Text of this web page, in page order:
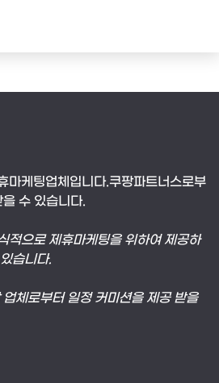
마케팅업체입니다.쿠팡파트너스로부
수 있습니다.
적으로 제휴마케팅을 위하여 제공하
습니다.
체로부터 일정 커미션을 제공 받을